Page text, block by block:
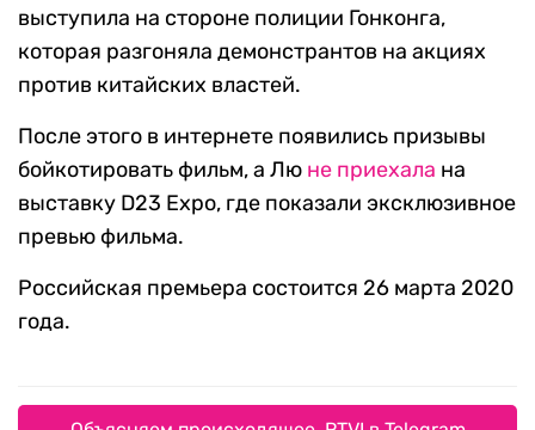
выступила на стороне полиции Гонконга,
которая разгоняла демонстрантов на акциях
против китайских властей.
После этого в интернете появились призывы
бойкотировать фильм, а Лю не приехала на
выставку D23 Expo, где показали эксклюзивное
превью фильма.
Российская премьера состоится 26 марта 2020
года.